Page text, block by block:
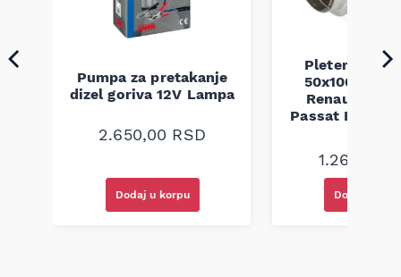
Pumpa za pretakanje
dizel goriva 12V Lampa
2.650,00 RSD
Dodaj u korpu
Pletenica
50x100 Audi
Renault
Passat B5
1.260,00
Dodaj u